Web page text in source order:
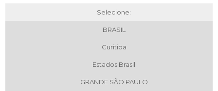
Selecione:
BRASIL
Curitiba
Estados Brasil
GRANDE SÃO PAULO